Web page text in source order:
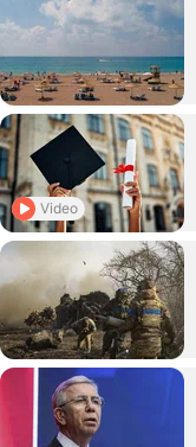
Video